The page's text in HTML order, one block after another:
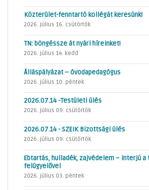
Közterület-fenntartó kollégát keresünk!
2026. július 16. csütörtök
TN: böngéssze át nyári híreinket!
2026. július 14. kedd
Álláspályázat – óvodapedagógus
2026. július 10. péntek
2026.07.14 -Testületi ülés
2026. július 09. csütörtök
2026.07.14 - SZEIK Bizottsági ülés
2026. július 09. csütörtök
Ebtartás, hulladék, zajvédelem – interjú
felügyelővel
2026. július 03. péntek